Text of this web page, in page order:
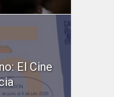
El Cine